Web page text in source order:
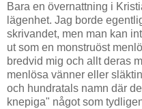
Bara en övernattning i
lägenhet. Jag borde
skrivandet, men man kan
ut som en monstruöst
bredvid mig och allt deras
menlösa vänner eller
och hundratals namn där
knepiga" något som